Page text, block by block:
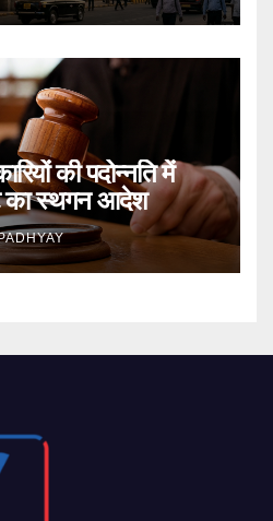
की पदोन्नति में
का स्थगन आदेश